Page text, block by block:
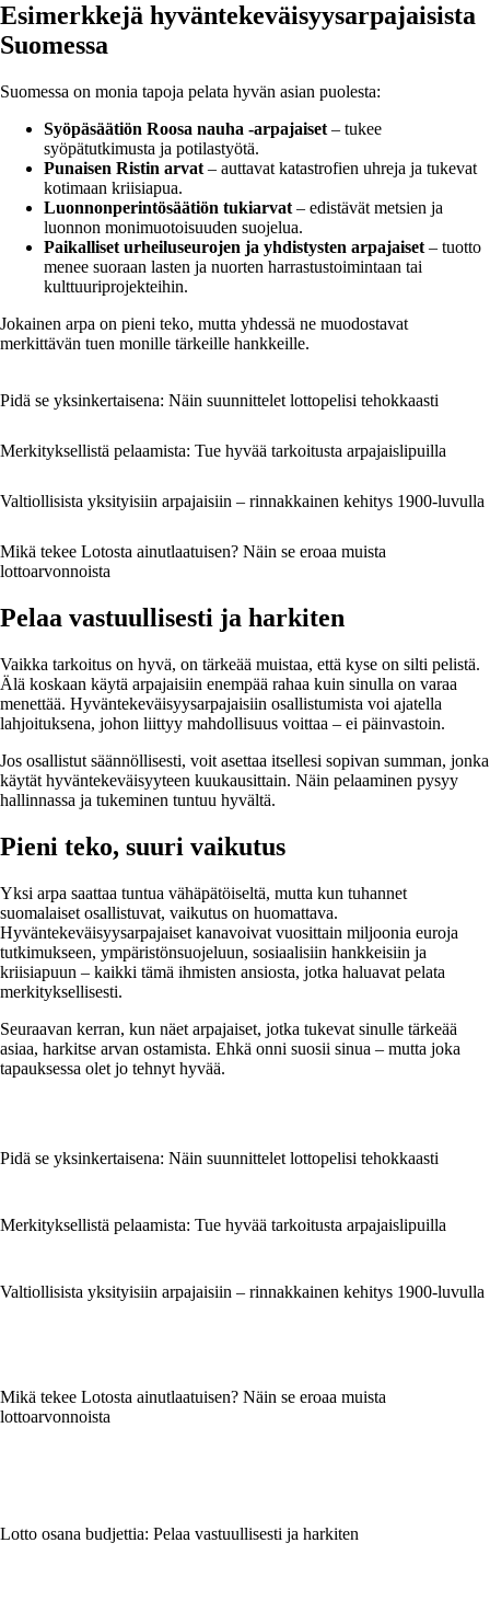
Esimerkkejä hyväntekeväisyysarpajaisista
Suomessa
Suomessa on monia tapoja pelata hyvän asian puolesta:
Syöpäsäätiön Roosa nauha -arpajaiset – tukee
syöpätutkimusta ja potilastyötä.
Punaisen Ristin arvat – auttavat katastrofien uhreja ja tukevat
kotimaan kriisiapua.
Luonnonperintösäätiön tukiarvat – edistävät metsien ja
luonnon monimuotoisuuden suojelua.
Paikalliset urheiluseurojen ja yhdistysten arpajaiset – tuotto
menee suoraan lasten ja nuorten harrastustoimintaan tai
kulttuuriprojekteihin.
Jokainen arpa on pieni teko, mutta yhdessä ne muodostavat
merkittävän tuen monille tärkeille hankkeille.
Pidä se yksinkertaisena: Näin suunnittelet lottopelisi tehokkaasti
Merkityksellistä pelaamista: Tue hyvää tarkoitusta arpajaislipuilla
Valtiollisista yksityisiin arpajaisiin – rinnakkainen kehitys 1900‑luvulla
Mikä tekee Lotosta ainutlaatuisen? Näin se eroaa muista
lottoarvonnoista
Pelaa vastuullisesti ja harkiten
Vaikka tarkoitus on hyvä, on tärkeää muistaa, että kyse on silti pelistä.
Älä koskaan käytä arpajaisiin enempää rahaa kuin sinulla on varaa
menettää. Hyväntekeväisyysarpajaisiin osallistumista voi ajatella
lahjoituksena, johon liittyy mahdollisuus voittaa – ei päinvastoin.
Jos osallistut säännöllisesti, voit asettaa itsellesi sopivan summan, jonka
käytät hyväntekeväisyyteen kuukausittain. Näin pelaaminen pysyy
hallinnassa ja tukeminen tuntuu hyvältä.
Pieni teko, suuri vaikutus
Yksi arpa saattaa tuntua vähäpätöiseltä, mutta kun tuhannet
suomalaiset osallistuvat, vaikutus on huomattava.
Hyväntekeväisyysarpajaiset kanavoivat vuosittain miljoonia euroja
tutkimukseen, ympäristönsuojeluun, sosiaalisiin hankkeisiin ja
kriisiapuun – kaikki tämä ihmisten ansiosta, jotka haluavat pelata
merkityksellisesti.
Seuraavan kerran, kun näet arpajaiset, jotka tukevat sinulle tärkeää
asiaa, harkitse arvan ostamista. Ehkä onni suosii sinua – mutta joka
tapauksessa olet jo tehnyt hyvää.
Pidä se yksinkertaisena: Näin suunnittelet lottopelisi tehokkaasti
Merkityksellistä pelaamista: Tue hyvää tarkoitusta arpajaislipuilla
Valtiollisista yksityisiin arpajaisiin – rinnakkainen kehitys 1900‑luvulla
Mikä tekee Lotosta ainutlaatuisen? Näin se eroaa muista
lottoarvonnoista
Lotto osana budjettia: Pelaa vastuullisesti ja harkiten